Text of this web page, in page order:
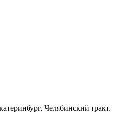
Челябинский тракт,